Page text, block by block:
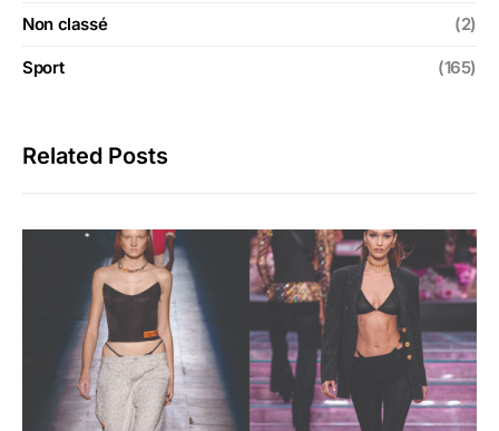
Non classé (2)
Sport (165)
Related Posts